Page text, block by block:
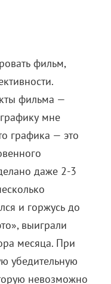
графика — это
даже 2-3
и горжусь до
выиграли
месяца. При
убедительную
невозможно
хотелось
внешних
не может
трехмерных
долларов.